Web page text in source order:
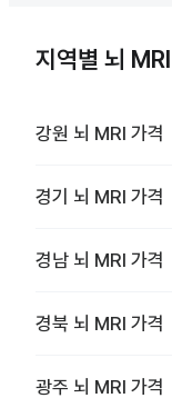
지역별 뇌
강원 뇌 MRI 가격
경기 뇌 MRI 가격
경남 뇌 MRI 가격
경북 뇌 MRI 가격
광주 뇌 MRI 가격